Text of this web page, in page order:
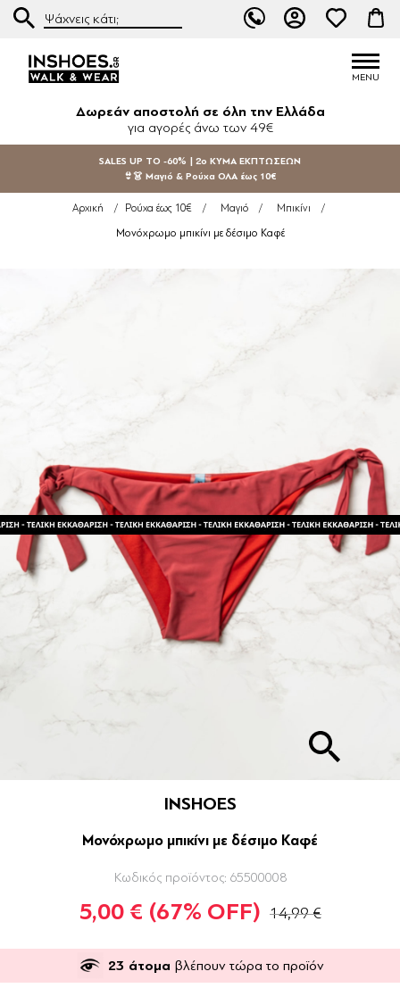
Δωρεάν αποστολή σε όλη την Ελλάδα
για αγορές άνω των 49€
SALES UP TO -60% | 2ο ΚΥΜΑ ΕΚΠΤΩΣΕΩΝ
👙👗 Μαγιό & Ρούχα ΟΛΑ έως 10€
Αρχική / Ρούχα έως 10€ / Μαγιό / Μπικίνι /
Μονόχρωμο μπικίνι με δέσιμο Καφέ
INSHOES
Μονόχρωμο μπικίνι με δέσιμο Καφέ
Κωδικός προϊόντος: 65500008
5,00 € (67% OFF) 14,99 €
23 άτομα βλέπουν τώρα το προϊόν